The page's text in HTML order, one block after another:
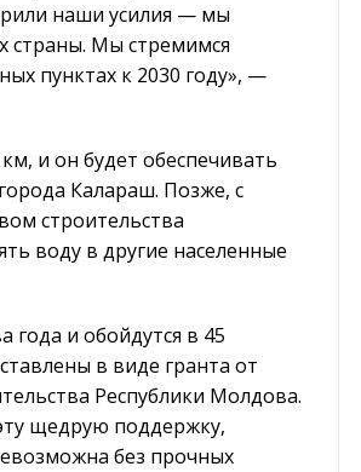
наши усилия — мы
страны. Мы стремимся
пунктах к 2030 году», —
и он будет обеспечивать
Калараш. Позже, с
строительства
воду в другие населенные
и обойдутся в 45
в виде гранта от
Республики Молдова.
щедрую поддержку,
без прочных